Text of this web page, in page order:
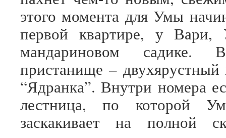
этого момента для Умы
первой квартире, у Вари,
мандариновом садике.
пристанище – двухярустный
“Ядранка”. Внутри номера
лестница, по которой
заскакивает на полной